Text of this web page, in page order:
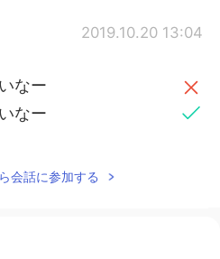
2019.10.20 13:04
なー
なー
会話に参加する